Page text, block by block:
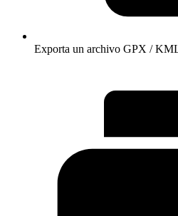
Exporta un archivo GPX /